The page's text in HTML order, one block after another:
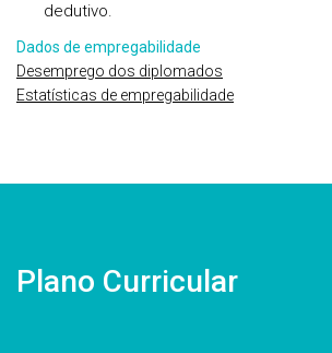
dedutivo.
Dados de empregabilidade
Desemprego dos diplomados
Estatísticas de empregabilidade
Plano Curricular